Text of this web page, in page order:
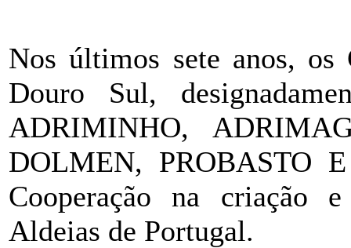
Nos últimos sete anos,
Douro Sul,
ADRIMINHO,
DOLMEN, PROBASTO
Cooperação na criação
Aldeias de Portugal.